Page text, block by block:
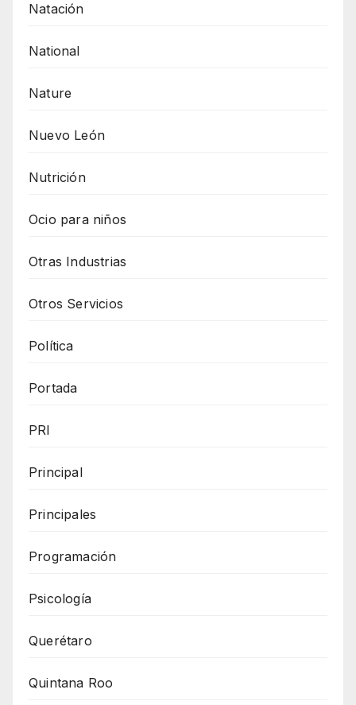
Natación
National
Nature
Nuevo León
Nutrición
Ocio para niños
Otras Industrias
Otros Servicios
Política
Portada
PRI
Principal
Principales
Programación
Psicología
Querétaro
Quintana Roo